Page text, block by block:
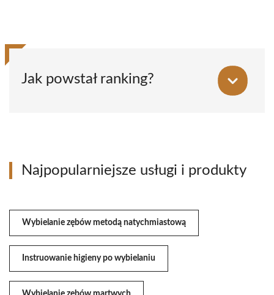
Jak powstał ranking?
Najpopularniejsze usługi i produkty
Wybielanie zębów metodą natychmiastową
Instruowanie higieny po wybielaniu